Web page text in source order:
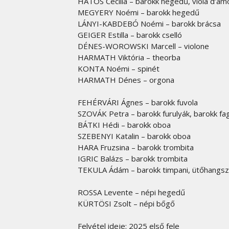
MEGYERY Noémi – barokk hegedű
LÁNYI-KABDEBÓ Noémi – barokk brácsa
GEIGER Estilla – barokk cselló
DÉNES-WOROWSKI Marcell – violone
HARMATH Viktória – theorba
KONTA Noémi – spinét
HARMATH Dénes – orgona
FEHÉRVÁRI Ágnes – barokk fuvola
SZOVÁK Petra – barokk furulyák, barokk
BÁTKI Hédi – barokk oboa
SZEBENYI Katalin – barokk oboa
HARA Fruzsina – barokk trombita
IGRIC Balázs – barokk trombita
TEKULA Ádám – barokk timpani,
ROSSA Levente – népi hegedű
KÜRTÖSI Zsolt – népi bőgő
Felvétel ideje: 2025 első fele